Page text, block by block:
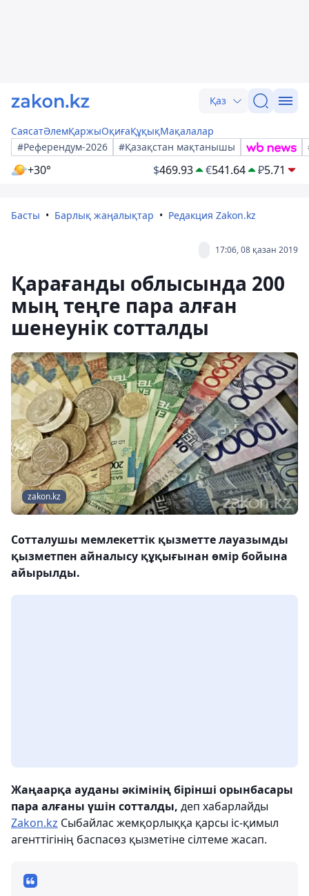
Қаз
СаясатӘлемҚаржыОқиғаҚұқықМақалалар
#Референдум-2026
#Қазақстан мақтанышы
+30° $469.93 €541.64 ₽5.71
Басты Барлық жаңалықтар Редакция Zakon.kz
17:06, 08 қазан 2019
Қарағанды облысында 200
мың теңге пара алған
шенеунік сотталды
zakon.kz
Сотталушы мемлекеттік қызметте лауазымды
қызметпен айналысу құқығынан өмір бойына
айырылды.
Жаңаарқа ауданы әкімінің бірінші орынбасары
пара алғаны үшін сотталды, деп хабарлайды
Zakon.kz Сыбайлас жемқорлыққа қарсы іс-қимыл
агенттігінің баспасөз қызметіне сілтеме жасап.